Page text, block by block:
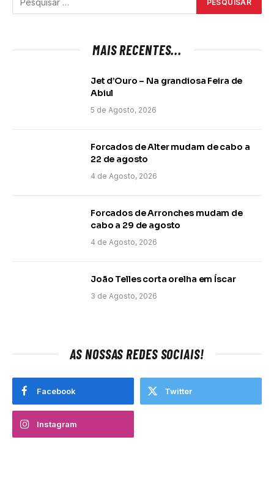
MAIS RECENTES...
Jet d’Ouro – Na grandiosa Feira de
Abiul
5 de Agosto, 2026
Forcados de Alter mudam de cabo a
22 de agosto
4 de Agosto, 2026
Forcados de Arronches mudam de
cabo a 29 de agosto
4 de Agosto, 2026
João Telles corta orelha em Íscar
3 de Agosto, 2026
AS NOSSAS REDES SOCIAIS!
Facebook Twitter
Instagram